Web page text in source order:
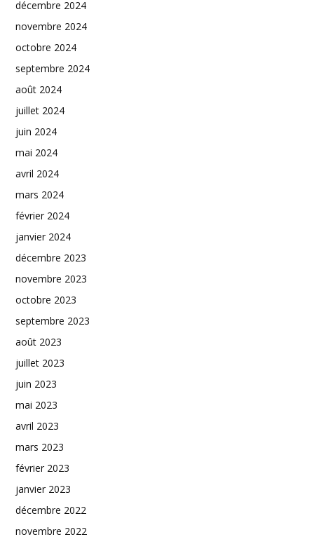
décembre 2024
novembre 2024
octobre 2024
septembre 2024
août 2024
juillet 2024
juin 2024
mai 2024
avril 2024
mars 2024
février 2024
janvier 2024
décembre 2023
novembre 2023
octobre 2023
septembre 2023
août 2023
juillet 2023
juin 2023
mai 2023
avril 2023
mars 2023
février 2023
janvier 2023
décembre 2022
novembre 2022